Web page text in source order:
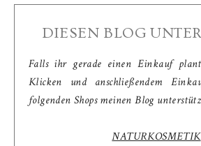
DIESEN BLOG
Falls ihr gerade einen Einkauf
Klicken und anschließendem
folgenden Shops meinen Blog
NATURKOSMETIK